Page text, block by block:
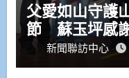
父愛如山守護
節 蘇玉坪感
新聞聯訪中心